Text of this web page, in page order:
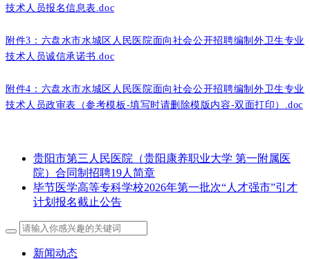
技术人员报名信息表.doc
附件3：六盘水市水城区人民医院面向社会公开招聘编制外卫生专业
技术人员诚信承诺书.doc
附件4：六盘水市水城区人民医院面向社会公开招聘编制外卫生专业
技术人员政审表（参考模板-填写时请删除模版内容-双面打印）.doc
贵阳市第三人民医院（贵阳康养职业大学 第一附属医
院）合同制招聘19人简章
毕节医学高等专科学校2026年第一批次“人才强市”引才
计划报名截止公告
新闻动态